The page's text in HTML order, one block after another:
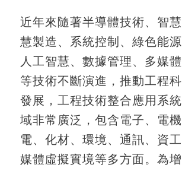
近年來隨著半導體技術、智
慧製造、系統控制、綠色能源
人工智慧、數據管理、多媒
等技術不斷演進，推動工程
發展，工程技術整合應用系
域非常廣泛，包含電子、電
電、化材、環境、通訊、資
媒體虛擬實境等多方面。為增